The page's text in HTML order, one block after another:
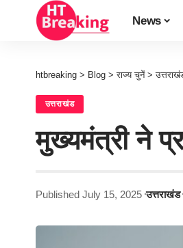
News
htbreaking > Blog >राज्य चुनें >
उत्तराखंड
मुख्यमंत्री ने
Published July 15, 2025 उत्तराखंड